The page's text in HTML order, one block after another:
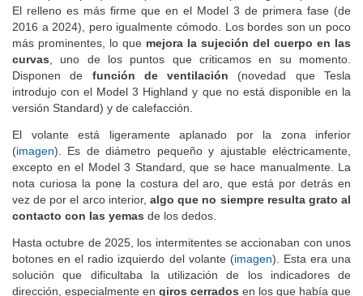
la banqueta, porque esta puede ser corta para algunas personas.
El relleno es más firme que en el Model 3 de primera fase (de
2016 a 2024), pero igualmente cómodo. Los bordes son un poco
más prominentes, lo quemejora la sujeción del cuerpo en las
curvas, uno de los puntos que criticamos en su momento.
Disponen defunción de ventilación(novedad que Tesla
introdujo con el Model 3 Highland y que no está disponible en la
El volante está ligeramente aplanado por la zona inferior
(imagen ). Es de diámetro pequeño y ajustable eléctricamente,
excepto en el Model 3 Standard, que se hace manualmente. La
nota curiosa la pone la costura del aro, que está por detrás en
vez de por el arco interior,algo que no siempre resulta grato al
Hasta octubre de 2025, los intermitentes se accionaban con unos
botones en el radio izquierdo del volante (imagen). Esta era una
solución que dificultaba la utilización de los indicadores de